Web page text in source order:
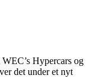
Hypercars og
det under et nyt